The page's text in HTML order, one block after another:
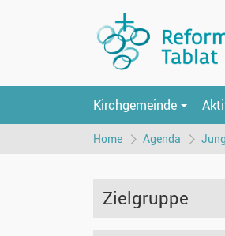
Kirchgemeinde
Home Agenda
Zielgruppe